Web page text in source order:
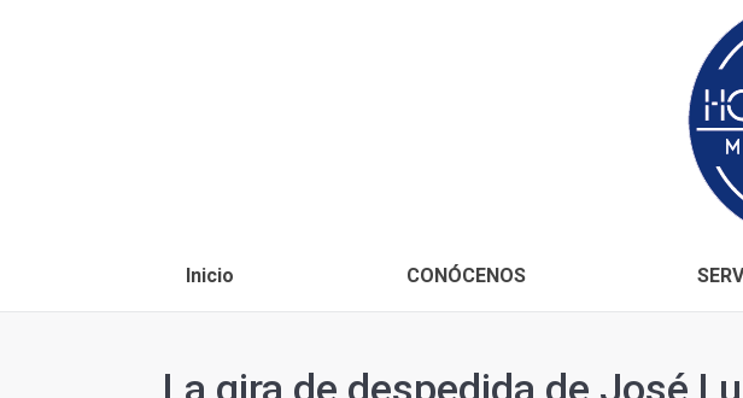
Inicio CONÓCENOS
La gira de despedida de José